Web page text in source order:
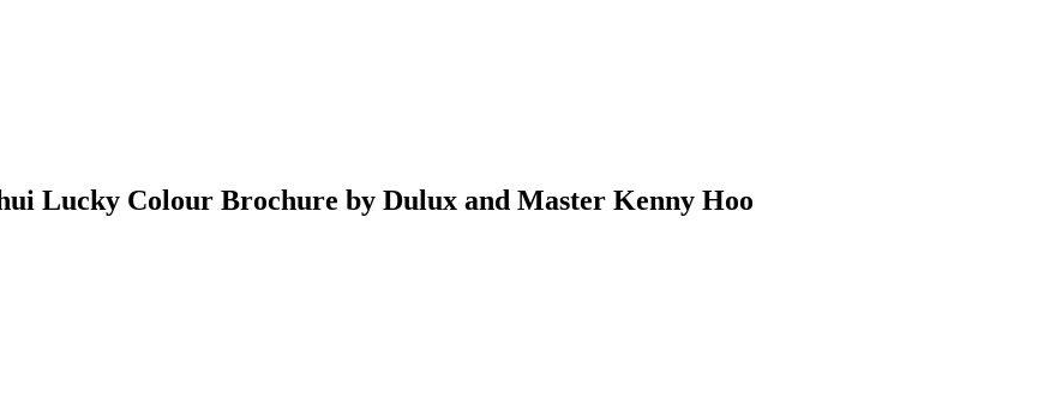
Lucky Colour Brochure by Dulux and Master Kenny Hoo